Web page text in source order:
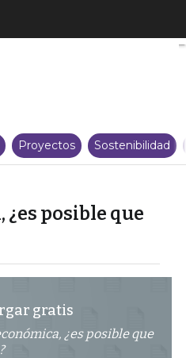
económica, ¿es posible
Proyectos Sostenibilidad
posible que
gratis
¿es posible que